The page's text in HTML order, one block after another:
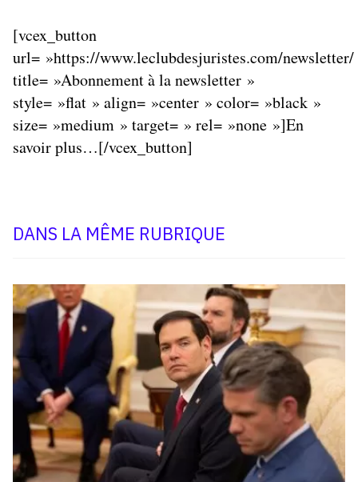
[vcex_button
url= »https://www.leclubdesjuristes.com/
title= »Abonnement à la newsletter »
style= »flat » align= »center » color= »black »
size= »medium » target= » rel= »none »]En
savoir plus…[/vcex_button]
DANS LA MÊME RUBRIQUE